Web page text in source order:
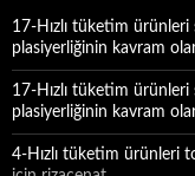
17-Hızlı tüketim ürünleri
plasiyerliğinin kavram
17-Hızlı tüketim ürünleri
plasiyerliğinin kavram
4-Hızlı tüketim ürünleri